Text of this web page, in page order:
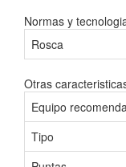
Normas y
Rosca
Otras
Equipo
Tipo